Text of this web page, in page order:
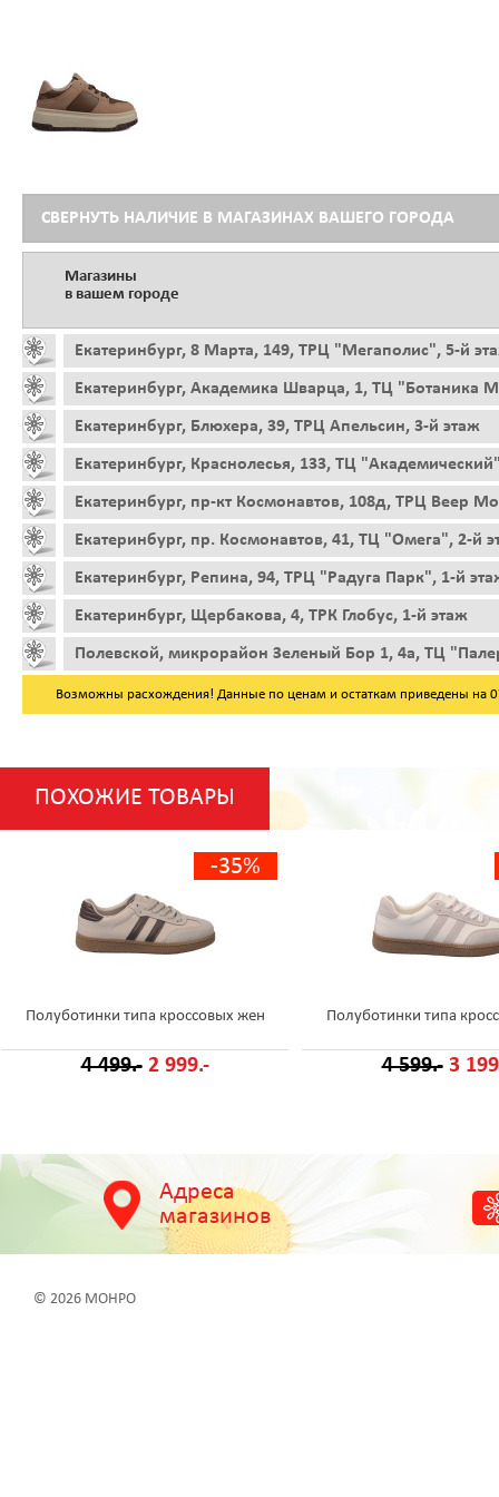
СВЕРНУТЬ НАЛИЧИЕ В МАГАЗИНАХ ВАШЕГО ГОРОДА
Магазины
в вашем городе
Екатеринбург, 8 Марта, 149, ТРЦ "Мегаполис", 5-й
Екатеринбург, Академика Шварца, 1, ТЦ "Ботаника
Екатеринбург, Блюхера, 39, ТРЦ Апельсин, 3-й этаж
Екатеринбург, Краснолесья, 133, ТЦ
Екатеринбург, пр-кт Космонавтов, 108д, ТРЦ Веер
Екатеринбург, пр. Космонавтов, 41, ТЦ "Омега", 2-й
Екатеринбург, Репина, 94, ТРЦ "Радуга Парк", 1-й
Екатеринбург, Щербакова, 4, ТРК Глобус, 1-й этаж
Полевской, микрорайон Зеленый Бор 1, 4а, ТЦ
Возможны расхождения! Данные по ценам и остаткам приведены на
ПОХОЖИЕ ТОВАРЫ
-35%
Полуботинки типа кроссовых жен
4 499.- 2 999.-
Полуботинки типа
4 599.- 3
Адреса
магазинов
© 2026 МОНРО